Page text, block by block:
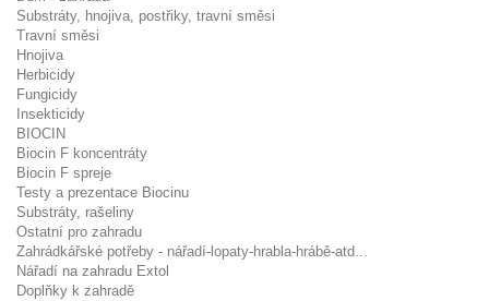
Substráty, hnojiva, postřiky, travní směsi
Travní směsi
Hnojiva
Herbicidy
Fungicidy
Insekticidy
BIOCIN
Biocin F koncentráty
Biocin F spreje
Testy a prezentace Biocinu
Substráty, rašeliny
Ostatní pro zahradu
Zahrádkářské potřeby - nářadí-lopaty-hrabla-hrábě-atd...
Nářadí na zahradu Extol
Doplňky k zahradě